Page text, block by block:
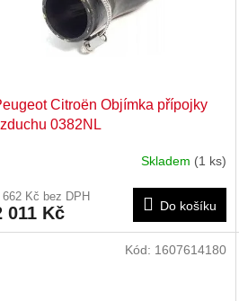
Citroën Objímka přípojky
0382NL
Skladem (1 ks)
662 Kč bez DPH
011 Kč Do košíku
Kód: 1607614180